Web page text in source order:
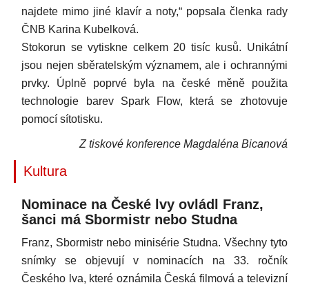
najdete mimo jiné klavír a noty,“ popsala členka rady
ČNB Karina Kubelková.
Stokorun se vytiskne celkem 20 tisíc kusů. Unikátní
jsou nejen sběratelským významem, ale i ochrannými
prvky. Úplně poprvé byla na české měně použita
technologie barev Spark Flow, která se zhotovuje
pomocí sítotisku.
Z tiskové konference Magdaléna Bicanová
Kultura
Nominace na České lvy ovládl Franz,
šanci má Sbormistr nebo Studna
Franz, Sbormistr nebo minisérie Studna. Všechny tyto
snímky se objevují v nominacích na 33. ročník
Českého lva, které oznámila Česká filmová a televizní